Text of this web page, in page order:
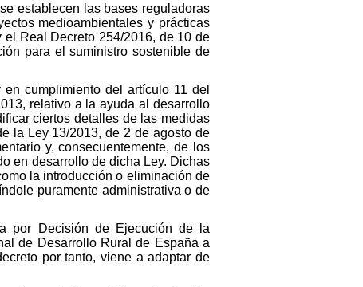
establecen las bases reguladoras
medioambientales y prácticas
Real Decreto 254/2016, de 10 de
para el suministro sostenible de
cumplimiento del artículo 11 del
relativo a la ayuda al desarrollo
ciertos detalles de las medidas
la Ley 13/2013, de 2 de agosto de
y, consecuentemente, de los
en desarrollo de dicha Ley. Dichas
la introducción o eliminación de
puramente administrativa o de
por Decisión de Ejecución de la
de Desarrollo Rural de España a
por tanto, viene a adaptar de